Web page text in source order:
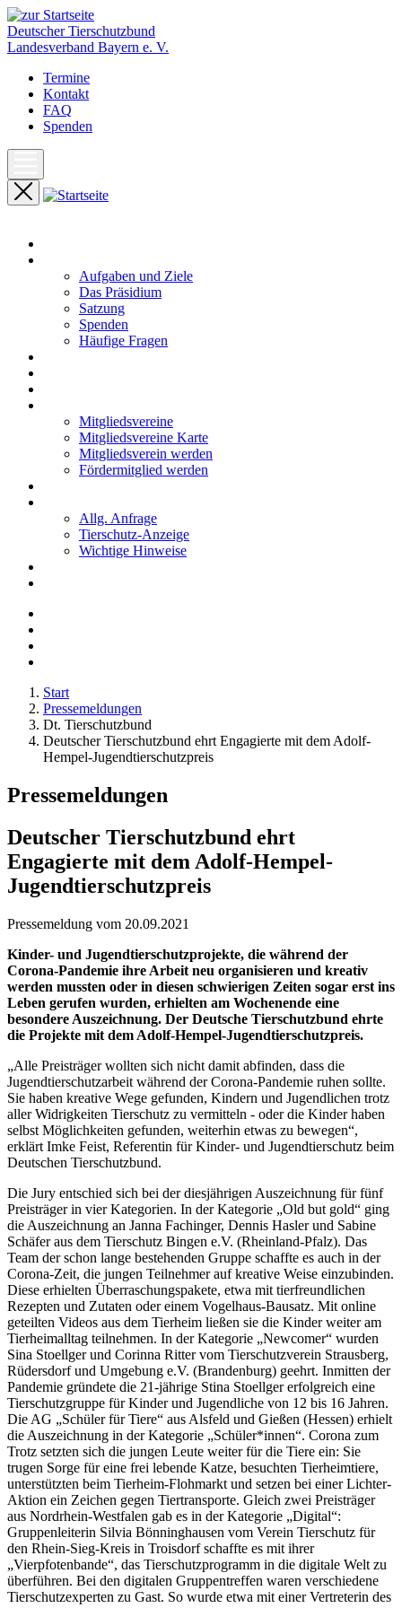
Deutscher Tierschutzbund
Landesverband Bayern e. V.
Termine
Kontakt
FAQ
Spenden
Aufgaben und Ziele
Das Präsidium
Satzung
Spenden
Häufige Fragen
Mitgliedsvereine
Mitgliedsvereine Karte
Mitgliedsverein werden
Fördermitglied werden
Allg. Anfrage
Tierschutz-Anzeige
Wichtige Hinweise
Start
Pressemeldungen
Dt. Tierschutzbund
Deutscher Tierschutzbund ehrt Engagierte mit dem Adolf-
Hempel-Jugendtierschutzpreis
Pressemeldungen
Deutscher Tierschutzbund ehrt
Engagierte mit dem Adolf-Hempel-
Jugendtierschutzpreis
Pressemeldung vom 20.09.2021
Kinder- und Jugendtierschutzprojekte, die während der
Corona-Pandemie ihre Arbeit neu organisieren und kreativ
werden mussten oder in diesen schwierigen Zeiten sogar erst ins
Leben gerufen wurden, erhielten am Wochenende eine
besondere Auszeichnung. Der Deutsche Tierschutzbund ehrte
die Projekte mit dem Adolf-Hempel-Jugendtierschutzpreis.
„Alle Preisträger wollten sich nicht damit abfinden, dass die
Jugendtierschutzarbeit während der Corona-Pandemie ruhen sollte.
Sie haben kreative Wege gefunden, Kindern und Jugendlichen trotz
aller Widrigkeiten Tierschutz zu vermitteln - oder die Kinder haben
selbst Möglichkeiten gefunden, weiterhin etwas zu bewegen“,
erklärt Imke Feist, Referentin für Kinder- und Jugendtierschutz beim
Deutschen Tierschutzbund.
Die Jury entschied sich bei der diesjährigen Auszeichnung für fünf
Preisträger in vier Kategorien. In der Kategorie „Old but gold“ ging
die Auszeichnung an Janna Fachinger, Dennis Hasler und Sabine
Schäfer aus dem Tierschutz Bingen e.V. (Rheinland-Pfalz). Das
Team der schon lange bestehenden Gruppe schaffte es auch in der
Corona-Zeit, die jungen Teilnehmer auf kreative Weise einzubinden.
Diese erhielten Überraschungspakete, etwa mit tierfreundlichen
Rezepten und Zutaten oder einem Vogelhaus-Bausatz. Mit online
geteilten Videos aus dem Tierheim ließen sie die Kinder weiter am
Tierheimalltag teilnehmen. In der Kategorie „Newcomer“ wurden
Sina Stoellger und Corinna Ritter vom Tierschutzverein Strausberg,
Rüdersdorf und Umgebung e.V. (Brandenburg) geehrt. Inmitten der
Pandemie gründete die 21-jährige Stina Stoellger erfolgreich eine
Tierschutzgruppe für Kinder und Jugendliche von 12 bis 16 Jahren.
Die AG „Schüler für Tiere“ aus Alsfeld und Gießen (Hessen) erhielt
die Auszeichnung in der Kategorie „Schüler*innen“. Corona zum
Trotz setzten sich die jungen Leute weiter für die Tiere ein: Sie
trugen Sorge für eine frei lebende Katze, besuchten Tierheimtiere,
unterstützten beim Tierheim-Flohmarkt und setzen bei einer Lichter-
Aktion ein Zeichen gegen Tiertransporte. Gleich zwei Preisträger
aus Nordrhein-Westfalen gab es in der Kategorie „Digital“:
Gruppenleiterin Silvia Bönninghausen vom Verein Tierschutz für
den Rhein-Sieg-Kreis in Troisdorf schaffte es mit ihrer
„Vierpfotenbande“, das Tierschutzprogramm in die digitale Welt zu
überführen. Bei den digitalen Gruppentreffen waren verschiedene
Tierschutzexperten zu Gast. So wurde etwa mit einer Vertreterin des